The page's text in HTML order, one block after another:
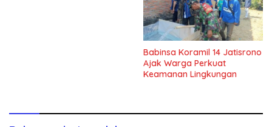
Babinsa Koramil 14 Jatisrono
Ajak Warga Perkuat
Keamanan Lingkungan